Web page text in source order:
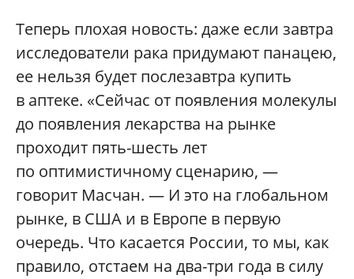
Теперь плохая новость: даже если завтра
исследователи рака придумают панацею,
ее нельзя будет послезавтра купить
в аптеке. «Сейчас от появления молекулы
до появления лекарства на рынке
проходит пять-шесть лет
по оптимистичному сценарию, —
говорит Масчан. — И это на глобальном
рынке, в США и в Европе в первую
очередь. Что касается России, то мы, как
правило, отстаем на два-три года в силу